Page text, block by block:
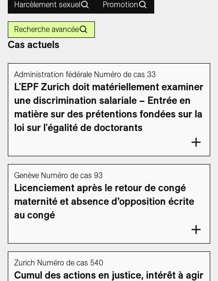
Harcèlement sexuel Promotion
Recherche avancée
Cas actuels
Administration fédérale Numéro de cas 33
L'EPF Zurich doit matériellement examiner
une discrimination salariale – Entrée en
matière sur des prétentions fondées sur la
loi sur l'égalité de doctorants
Genève Numéro de cas 93
Licenciement après le retour de congé
maternité et absence d’opposition écrite
au congé
Zurich Numéro de cas 540
Cumul des actions en justice, intérêt à agir